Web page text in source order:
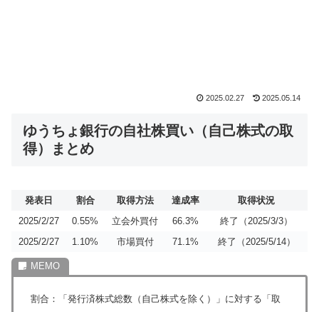
2025.02.27 2025.05.14
ゆうちょ銀行の自社株買い（自己株式の取
得）まとめ
発表日 割合 取得方法 達成率
取得状況
2025/2/27
0.55% 立会外買付 66.3%
終了（2025/3/3）
2025/2/27
1.10% 市場買付 71.1% 終了（2025/5/14）
割合：「発行済株式総数（自己株式を除く）」に対する「取